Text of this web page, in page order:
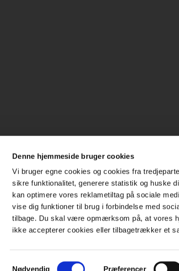
Denne hjemmeside bruger cookies
Vi bruger egne cookies og cookies fra
sikre funktionalitet, generere statistik og huske
kan optimere vores reklametiltag på sociale
vise dig funktioner til brug i forbindelse med
tilbage. Du skal være opmærksom på, at vores
ikke accepterer cookies eller tilbagetrækker et
Samtykkevalg
Nødvendig Præferencer